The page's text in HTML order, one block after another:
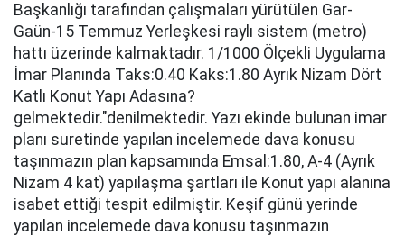
Başkanlığı tarafından çalışmaları yürütülen Gar-
Gaün-15 Temmuz Yerleşkesi raylı sistem (metro)
hattı üzerinde kalmaktadır. 1/1000 Ölçekli Uygulama
İmar Planında Taks:0.40 Kaks:1.80 Ayrık Nizam Dört
Katlı Konut Yapı Adasına?
gelmektedir."denilmektedir. Yazı ekinde bulunan imar
planı suretinde yapılan incelemede dava konusu
taşınmazın plan kapsamında Emsal:1.80, A-4 (Ayrık
Nizam 4 kat) yapılaşma şartları ile Konut yapı alanına
isabet ettiği tespit edilmiştir. Keşif günü yerinde
yapılan incelemede dava konusu taşınmazın